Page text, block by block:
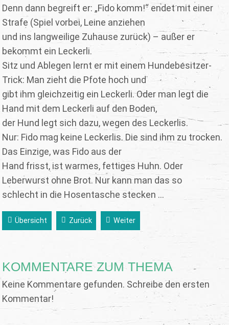
Denn dann begreift er: „Fido komm!“ endet mit einer
Strafe (Spiel vorbei, Leine anziehen
und ins langweilige Zuhause zurück) – außer er
bekommt ein Leckerli.
Sitz und Ablegen lernt er mit einem Hundebesitzer-
Trick: Man zieht die Pfote hoch und
gibt ihm gleichzeitig ein Leckerli. Oder man legt die
Hand mit dem Leckerli auf den Boden,
der Hund legt sich dazu, wegen des Leckerlis.
Nur: Fido mag keine Leckerlis. Die sind ihm zu trocken.
Das Einzige, was Fido aus der
Hand frisst, ist warmes, fettiges Huhn. Oder
Leberwurst ohne Brot. Nur kann man das so
schlecht in die Hosentasche stecken ...
Übersicht Zurück Weiter
KOMMENTARE ZUM THEMA
Keine Kommentare gefunden. Schreibe den ersten
Kommentar!